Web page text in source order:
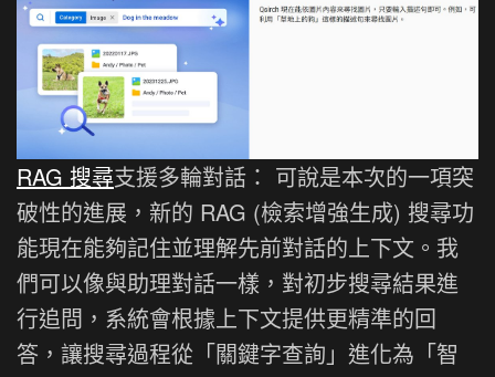
RAG 搜尋支援多輪對話： 可說是本次的一項突
破性的進展，新的 RAG (檢索增強生成) 搜尋功
能現在能夠記住並理解先前對話的上下文。我
們可以像與助理對話一樣，對初步搜尋結果進
行追問，系統會根據上下文提供更精準的回
答，讓搜尋過程從「關鍵字查詢」進化為「智